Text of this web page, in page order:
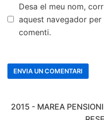
Desa el meu nom,
aquest navegador
comenti.
2015 - MAREA